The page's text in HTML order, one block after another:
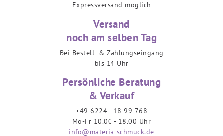
Expressversand möglich
Versand
noch am selben Tag
Bei Bestell- & Zahlungseingang
bis 14 Uhr
Persönliche Beratung
& Verkauf
+49 6224 - 18 99 768
Mo-Fr 10.00 - 18.00 Uhr
info@materia-schmuck.de